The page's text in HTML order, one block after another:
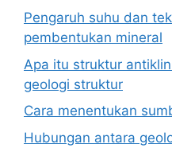
Pengaruh suhu dan
pembentukan mineral
Apa itu struktur
geologi struktur
Cara menentukan
Hubungan antara